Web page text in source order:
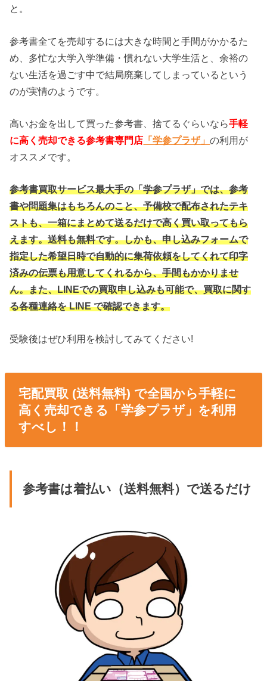
と。
参考書全てを売却するには大きな時間と手間がかかるた
め、多忙な大学入学準備・慣れない大学生活と、余裕の
ない生活を過ごす中で結局廃棄してしまっているという
のが実情のようです。
高いお金を出して買った参考書、捨てるぐらいなら手軽
に高く売却できる参考書専門店 「学参プラザ」の利用が
オススメです。
参考書買取サービス最大手の「学参プラザ」では、参考
書や問題集はもちろんのこと、予備校で配布されたテキ
ストも、一箱にまとめて送るだけで高く買い取ってもら
えます。送料も無料です。しかも、申し込みフォームで
指定した希望日時で自動的に集荷依頼をしてくれて印字
済みの伝票も用意してくれるから、手間もかかりませ
ん。また、LINEでの買取申し込みも可能で、買取に関す
る各種連絡を LINE で確認できます。
受験後はぜひ利用を検討してみてください!
宅配買取 (送料無料) で全国から手軽に
高く売却できる「学参プラザ」を利用
すべし！！
参考書は着払い（送料無料）で送るだけ